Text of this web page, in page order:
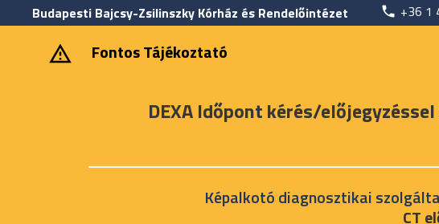
Budapesti Bajcsy-Zsilinszky Kórház és Rendelőintézet +36 1
‎ ‎Fontos Tájékoztató
DEXA Időpont kérés/előjegyzéssel
Képalkotó diagnosztikai
CT